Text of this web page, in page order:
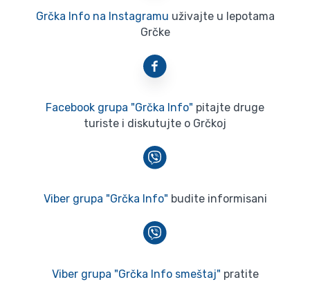
Grčka Info na Instagramu uživajte u lepotama
Grčke
Facebook grupa "Grčka Info" pitajte druge
turiste i diskutujte o Grčkoj
Viber grupa "Grčka Info" budite informisani
Viber grupa "Grčka Info smeštaj" pratite